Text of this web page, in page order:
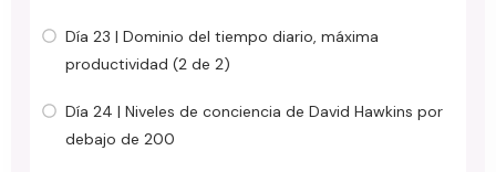
Día 23 | Dominio del tiempo diario, máxima
productividad (2 de 2)
Día 24 | Niveles de conciencia de David Hawkins por
debajo de 200